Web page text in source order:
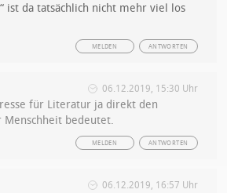
ist da tatsächlich nicht mehr viel los
ANTWORTEN
MELDEN
06.12.2019, 15:30 Uhr
für Literatur ja direkt den
Menschheit bedeutet.
ANTWORTEN
MELDEN
06.12.2019, 16:57 Uhr